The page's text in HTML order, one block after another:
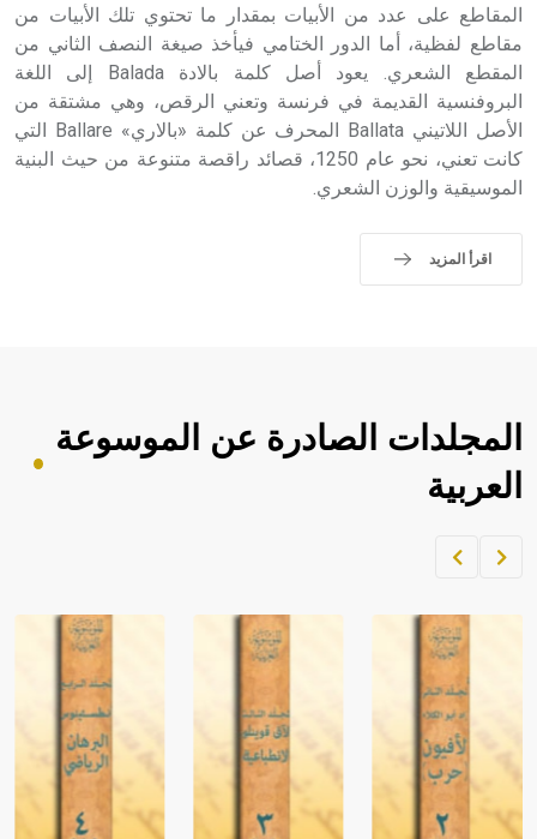
- هل تعلم أن الأبجدية الكنعانية تتألف من /22/ علامة كتابية
sign تكتب منفصلة غير متصلة، وتعتمد المبدأ الأكوروفوني،
حيث تقتصر القيمة الصوتية للعلامة الك
المقاطع على عدد من الأبيات بمقدار ما تحتوي تلك الأبيات من
مقاطع لفظية، أما الدور الختامي فيأخذ صيغة النصف الثاني من
المقطع الشعري. يعود أصل كلمة بالادة Balada إلى اللغة
البروفنسية القديمة في فرنسة وتعني الرقص، وهي مشتقة من
الأصل اللاتيني Ballata المحرف عن كلمة «بالاري» Ballare التي
كانت تعني، نحو عام 1250، قصائد راقصة متنوعة من حيث البنية
الموسيقية والوزن الشعري.
اقرأ المزيد
المجلدات الصادرة عن الموسوعة
العربية